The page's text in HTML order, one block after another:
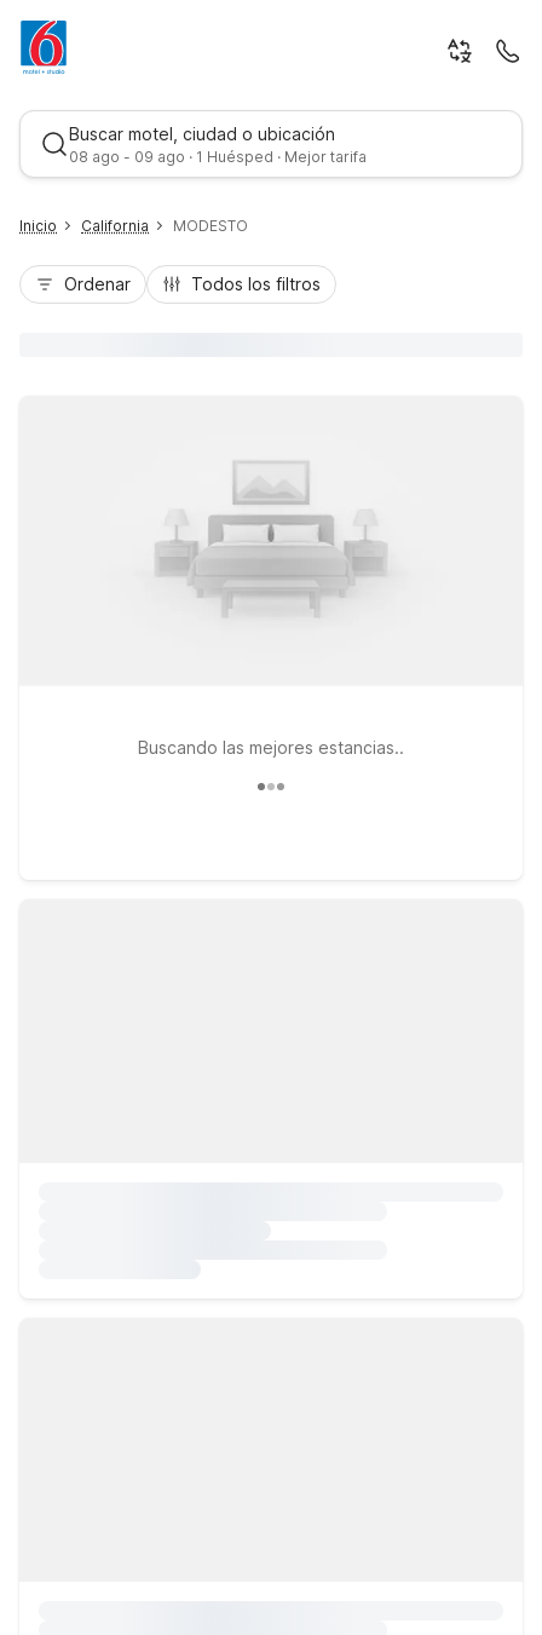
Buscar motel, ciudad o ubicación
08 ago - 09 ago · 1 Huésped · Mejor tarifa
Inicio California MODESTO
Ordenar Todos los filtros
Buscando las mejores estancias..